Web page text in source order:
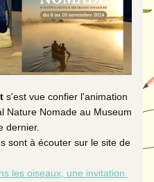
s'est vue confier l'animation
Nature Nomade au Museum
dernier.
sont à écouter sur le site de
les oiseaux, une invitation